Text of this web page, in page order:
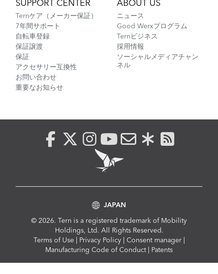
SUPPORT CENTER
Ternケア（メーカー保証）
7年間サポート
自転車登録
保証譲渡
保証
アクセサリー互換性
お問い合わせ
重要なお知らせ
ABOUT US
ニュース
Good Werxプログラム
Ternビジネス
採用情報
ソーシャルメディアチャン
ネル
© 2026. Tern is a registered trademark of Mobility
Holdings, Ltd. All Rights Reserved.
Compliance
Terms of Use Privacy Policy Consent manager
Manufacturing Code of Conduct
Patents
JAPAN